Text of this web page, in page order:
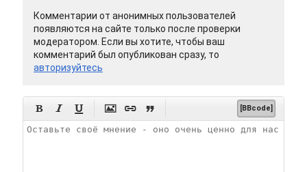
Комментарии от анонимных пользователей
появляются на сайте только после проверки
модератором. Если вы хотите, чтобы ваш
комментарий был опубликован сразу, то
авторизуйтесь
      [BBcode]